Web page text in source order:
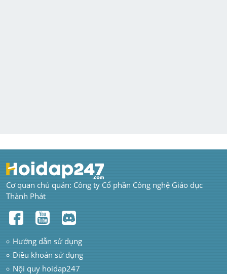
Cơ quan chủ quản: Công ty Cổ phần Công nghệ Giáo dục
Thành Phát
Hướng dẫn sử dụng
Điều khoản sử dụng
Nội quy hoidap247